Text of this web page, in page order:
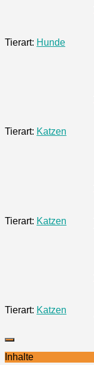
Tierart: Hunde
Tierart: Katzen
Tierart: Katzen
Tierart: Katzen
Inhalte